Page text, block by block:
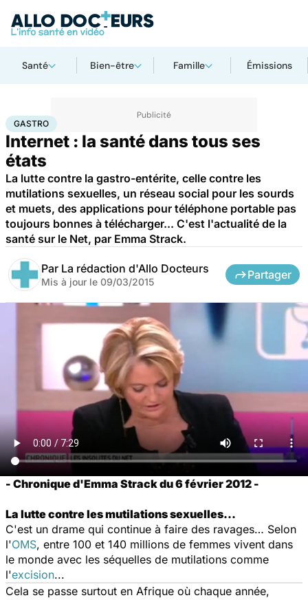
Santé Bien-être Famille Émissions
AccueilSanté
GASTRO
Internet : la santé dans tous ses
états
La lutte contre la gastro-entérite, celle contre les
mutilations sexuelles, un réseau social pour les sourds
et muets, des applications pour téléphone portable pas
toujours bonnes à télécharger... C'est l'actualité de la
santé sur le Net, par Emma Strack.
Par La rédaction d'Allo Docteurs
Mis à jour le 09/03/2015
Partager
- Chronique d'Emma Strack du 6 février 2012 -
La lutte contre les mutilations sexuelles...
C'est un drame qui continue à faire des ravages… Selon
l'OMS, entre 100 et 140 millions de femmes vivent dans
le monde avec les séquelles de mutilations comme
l'excision...
Cela se passe surtout en Afrique où chaque année,